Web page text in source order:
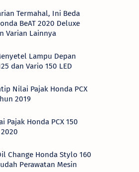
Termahal, Ini Beda
BeAT 2020 Deluxe
Varian Lainnya
Lampu Depan
dan Vario 150 LED
Nilai Pajak Honda PCX
2019
Pajak Honda PCX 150
Change Honda Stylo 160
Perawatan Mesin